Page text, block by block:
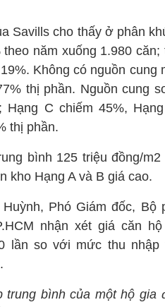
Savills cho thấy ở phân
theo năm xuống 1.980
Không có nguồn cung
thị phần. Nguồn cung
Hạng C chiếm 45%,
thị phần.
bình 125 triệu đồng/
kho Hạng A và B giá cao.
Phó Giám đốc, Bộ
nhận xét giá căn
lần so với mức thu
trung bình của một hộ gia